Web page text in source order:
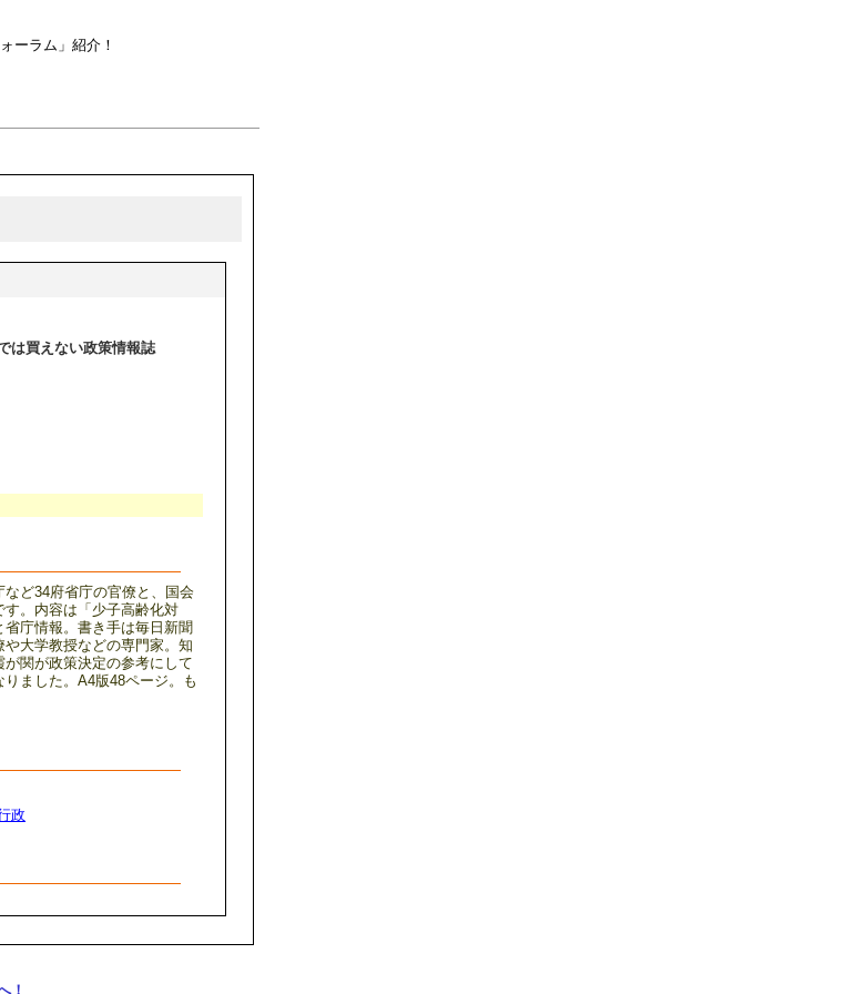
ーラム」紹介！
は買えない政策情報誌
ど34府省庁の官僚と、国会
。内容は「少子高齢化対
庁情報。書き手は毎日新聞
大学教授などの専門家。知
関が政策決定の参考にして
ました。A4版48ページ。も
政
！